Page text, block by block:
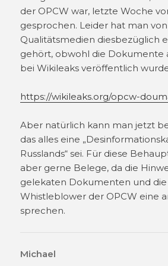
der OPCW war, letzte Woche
gesprochen. Leider hat man
Qualitätsmedien diesbezüglich
gehört, obwohl die Dokumente
bei Wikileaks veröffentlich
https://wikileaks.org/opcw-
Aber natürlich kann man jetzt
das alles eine
Russlands“ sei. Für diese
aber gerne Belege, da die
gelekaten Dokumenten und die
Whistleblower der OPCW eine
sprechen.
Michael